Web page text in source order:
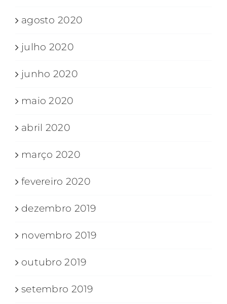
agosto 2020
julho 2020
junho 2020
maio 2020
abril 2020
março 2020
fevereiro 2020
dezembro 2019
novembro 2019
outubro 2019
setembro 2019